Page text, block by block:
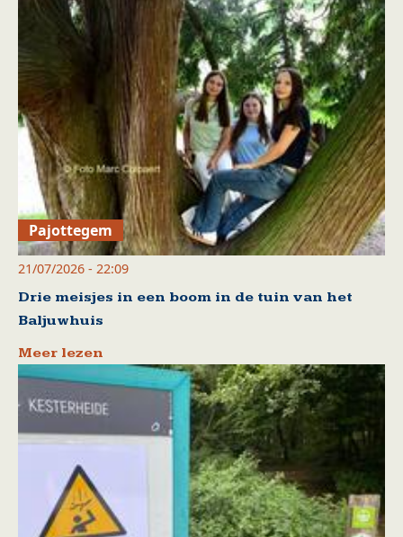
Pajottegem
21/07/2026 - 22:09
Drie meisjes in een boom in de tuin van het
Baljuwhuis
Meer lezen